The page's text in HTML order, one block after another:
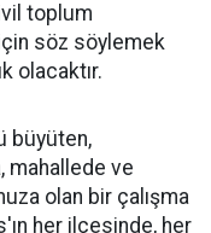
toplum
söz söylemek
olacaktır.
büyüten,
mahallede ve
olan bir çalışma
her ilçesinde, her